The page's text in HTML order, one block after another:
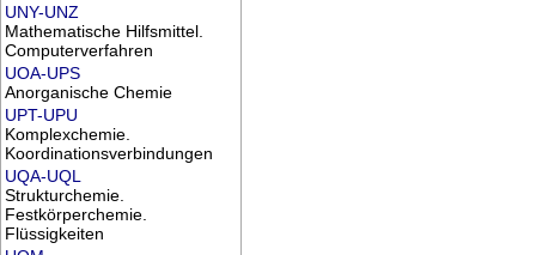
UNY-UNZ
Mathematische Hilfsmittel.
Computerverfahren
UOA-UPS
Anorganische Chemie
UPT-UPU
Komplexchemie.
Koordinationsverbindungen
UQA-UQL
Strukturchemie.
Festkörperchemie.
Flüssigkeiten